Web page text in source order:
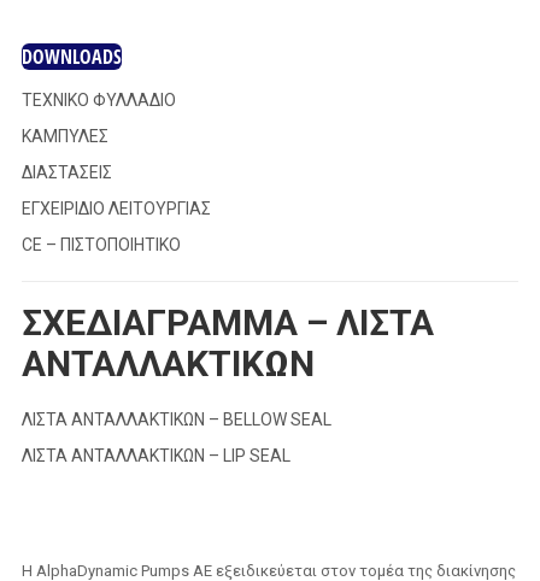
DOWNLOADS
ΤΕΧΝΙΚΟ ΦΥΛΛΑΔΙΟ
ΚΑΜΠΥΛΕΣ
ΔΙΑΣΤΑΣΕΙΣ
ΕΓΧΕΙΡΙΔΙΟ ΛΕΙΤΟΥΡΓΙΑΣ
CE – ΠΙΣΤΟΠΟΙΗΤΙΚΟ
ΣΧΕΔΙΑΓΡΑΜΜΑ – ΛΙΣΤΑ
ΑΝΤΑΛΛΑΚΤΙΚΩΝ
ΛΙΣΤΑ ΑΝΤΑΛΛΑΚΤΙΚΩΝ – BELLOW SEAL
ΛΙΣΤΑ ΑΝΤΑΛΛΑΚΤΙΚΩΝ – LIP SEAL
H AlphaDynamic Pumps AE εξειδικεύεται στον τομέα της διακίνησης